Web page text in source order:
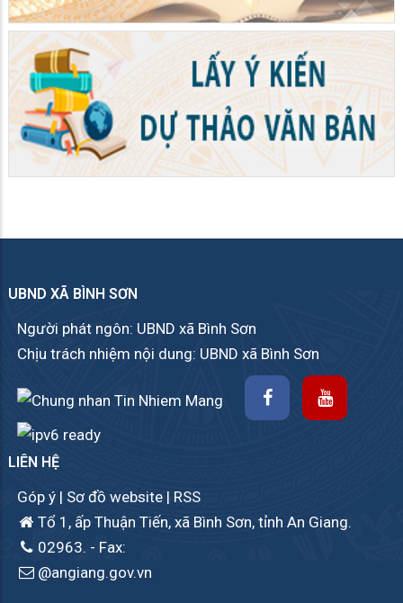
UBND XÃ BÌNH SƠN
Người phát ngôn: UBND xã Bình Sơn
Chịu trách nhiệm nội dung: UBND xã Bình Sơn
LIÊN HỆ
Góp ý | Sơ đồ website | RSS
Tổ 1, ấp Thuận Tiến, xã Bình Sơn, tỉnh An Giang.
02963. - Fax:
@angiang.gov.vn